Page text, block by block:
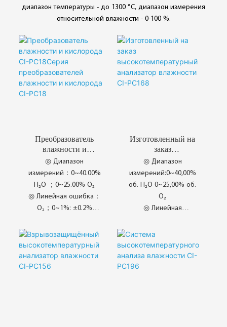
диапазон температуры - до 1300 °C, диапазон измерения
относительной влажности - 0-100 %.
Преобразователь
влажности и
кислорода CI-
PC18Серия
преобразователей
влажности и
кислорода CI-PC18
◎ Диапазон
измерений：0~40.00%
H₂O ；0~25.00% O₂
◎ Линейная ошибка：
O₂；0~1%: ±0.2%
O₂；0~1%: ±0.1%
◎ Inovasi Struktur
Berpecah
◎ Kejuruteraan Bahan
Изготовленный на
заказ
высокотемпературны
й анализатор
влажности CI-
PC168
◎ Диапазон
измерений:0~40,00%
об. H₂O 0~25,00% об.
O₂
◎ Линейная
◎ Повторяемость:
±1%FS
◎ Kitaran Penentukuran